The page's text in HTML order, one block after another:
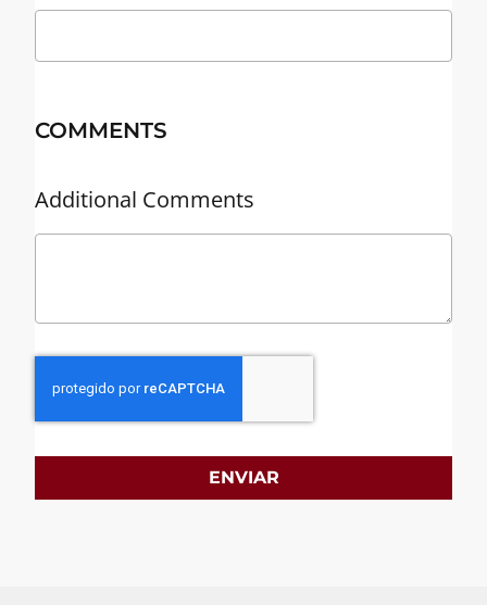
COMMENTS
Additional Comments
ENVIAR